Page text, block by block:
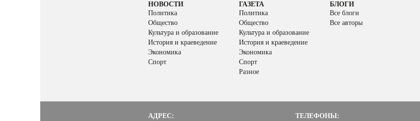
НОВОСТИ
Политика
Общество
Культура и образование
История и краеведение
Экономика
Спорт
ГАЗЕТА
Политика
Общество
Культура и образование
История и краеведение
Экономика
Спорт
Разное
БЛОГИ
Все блоги
Все авторы
АДРЕС: ТЕЛЕФОНЫ: